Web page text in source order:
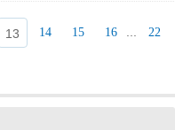
13 14 15 16 22